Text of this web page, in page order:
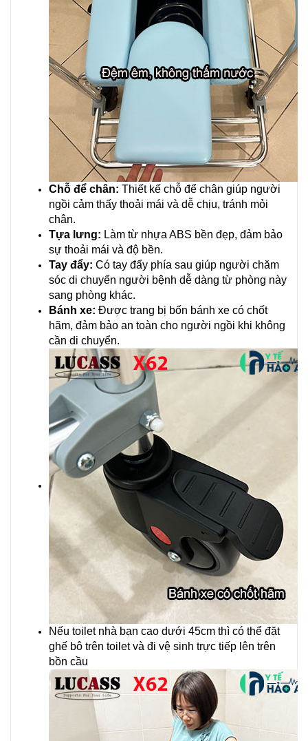
Chỗ để chân: Thiết kế chỗ để chân giúp người
ngồi cảm thấy thoải mái và dễ chịu, tránh mỏi
chân.
Tựa lưng: Làm từ nhựa ABS bền đẹp, đảm bảo
sự thoải mái và độ bền.
Tay đẩy: Có tay đẩy phía sau giúp người chăm
sóc di chuyển người bệnh dễ dàng từ phòng này
sang phòng khác.
Bánh xe: Được trang bị bốn bánh xe có chốt
hãm, đảm bảo an toàn cho người ngồi khi không
cần di chuyển.
Nếu toilet nhà bạn cao dưới 45cm thì có thể đặt
ghế bô trên toilet và đi vệ sinh trực tiếp lên trên
bồn cầu